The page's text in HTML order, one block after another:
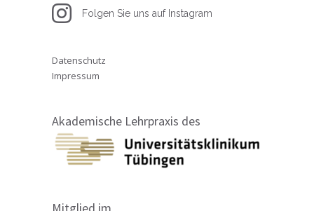
Folgen Sie uns auf Instagram
Datenschutz
Impressum
Akademische Lehrpraxis des
Mitglied im